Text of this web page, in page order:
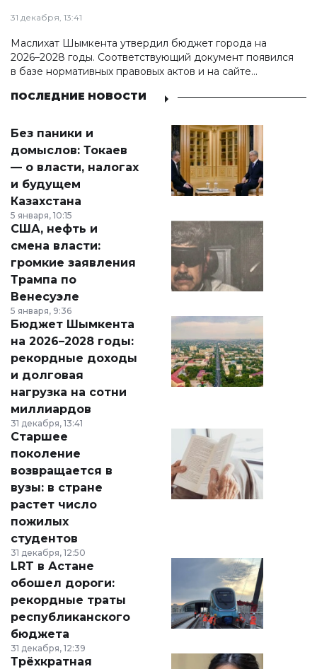
31 декабря, 13:41
Маслихат Шымкента утвердил бюджет города на
2026–2028 годы. Соответствующий документ появился
в базе нормативных правовых актов и на сайте
ПОСЛЕДНИЕ НОВОСТИ
Без паники и
домыслов: Токаев
— о власти, налогах
и будущем
Казахстана
5 января, 10:15
США, нефть и
смена власти:
громкие заявления
Трампа по
Венесуэле
5 января, 9:36
Бюджет Шымкента
на 2026–2028 годы:
рекордные доходы
и долговая
нагрузка на сотни
миллиардов
31 декабря, 13:41
Старшее
поколение
возвращается в
вузы: в стране
растет число
пожилых
студентов
31 декабря, 12:50
LRT в Астане
обошел дороги:
рекордные траты
республиканского
бюджета
31 декабря, 12:39
Трёхкратная